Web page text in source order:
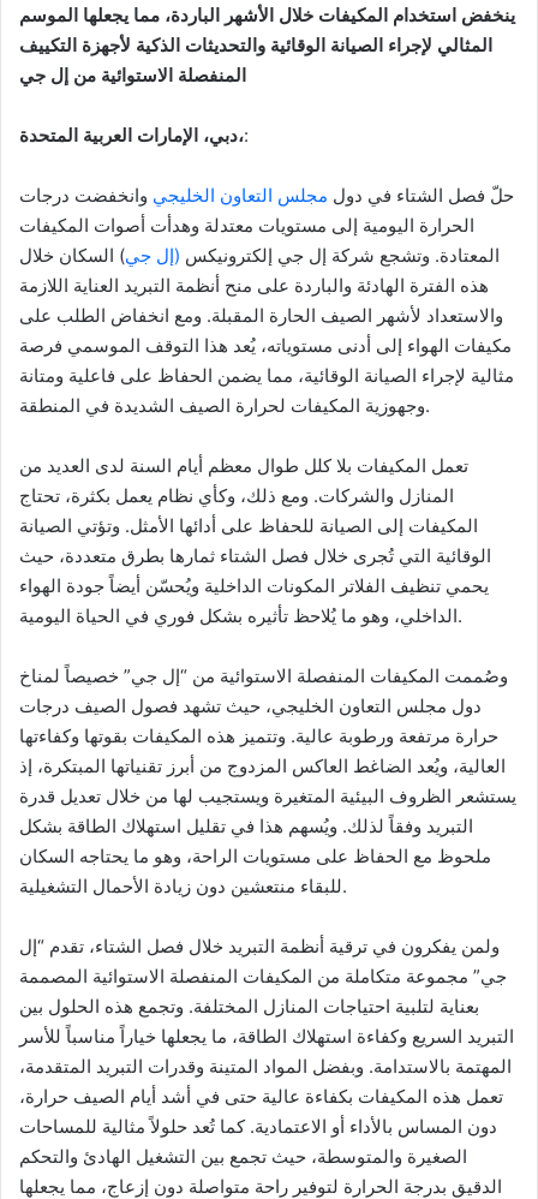
ينخفض استخدام المكيفات خلال الأشهر الباردة، مما يجعلها الموسم
المثالي لإجراء الصيانة الوقائية والتحديثات الذكية لأجهزة التكييف
المنفصلة الاستوائية من إل جي
دبي، الإمارات العربية المتحدة،:
حلّ فصل الشتاء في دول مجلس التعاون الخليجي وانخفضت درجات
الحرارة اليومية إلى مستويات معتدلة وهدأت أصوات المكيفات
المعتادة. وتشجع شركة إل جي إلكترونيكس (إل جي) السكان خلال
هذه الفترة الهادئة والباردة على منح أنظمة التبريد العناية اللازمة
والاستعداد لأشهر الصيف الحارة المقبلة. ومع انخفاض الطلب على
مكيفات الهواء إلى أدنى مستوياته، يُعد هذا التوقف الموسمي فرصة
مثالية لإجراء الصيانة الوقائية، مما يضمن الحفاظ على فاعلية ومتانة
وجهوزية المكيفات لحرارة الصيف الشديدة في المنطقة.
تعمل المكيفات بلا كلل طوال معظم أيام السنة لدى العديد من
المنازل والشركات. ومع ذلك، وكأي نظام يعمل بكثرة، تحتاج
المكيفات إلى الصيانة للحفاظ على أدائها الأمثل. وتؤتي الصيانة
الوقائية التي تُجرى خلال فصل الشتاء ثمارها بطرق متعددة، حيث
يحمي تنظيف الفلاتر المكونات الداخلية ويُحسّن أيضاً جودة الهواء
الداخلي، وهو ما يُلاحظ تأثيره بشكل فوري في الحياة اليومية.
وصُممت المكيفات المنفصلة الاستوائية من “إل جي” خصيصاً لمناخ
دول مجلس التعاون الخليجي، حيث تشهد فصول الصيف درجات
حرارة مرتفعة ورطوبة عالية. وتتميز هذه المكيفات بقوتها وكفاءتها
العالية، ويُعد الضاغط العاكس المزدوج من أبرز تقنياتها المبتكرة، إذ
يستشعر الظروف البيئية المتغيرة ويستجيب لها من خلال تعديل قدرة
التبريد وفقاً لذلك. ويُسهم هذا في تقليل استهلاك الطاقة بشكل
ملحوظ مع الحفاظ على مستويات الراحة، وهو ما يحتاجه السكان
للبقاء منتعشين دون زيادة الأحمال التشغيلية.
ولمن يفكرون في ترقية أنظمة التبريد خلال فصل الشتاء، تقدم “إل
جي” مجموعة متكاملة من المكيفات المنفصلة الاستوائية المصممة
بعناية لتلبية احتياجات المنازل المختلفة. وتجمع هذه الحلول بين
التبريد السريع وكفاءة استهلاك الطاقة، ما يجعلها خياراً مناسباً للأسر
المهتمة بالاستدامة. وبفضل المواد المتينة وقدرات التبريد المتقدمة،
تعمل هذه المكيفات بكفاءة عالية حتى في أشد أيام الصيف حرارة،
دون المساس بالأداء أو الاعتمادية. كما تُعد حلولاً مثالية للمساحات
الصغيرة والمتوسطة، حيث تجمع بين التشغيل الهادئ والتحكم
الدقيق بدرجة الحرارة لتوفير راحة متواصلة دون إزعاج، مما يجعلها